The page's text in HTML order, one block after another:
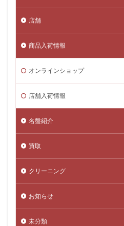
店舗
商品入荷情報
オンラインショップ
店舗入荷情報
名盤紹介
買取
クリーニング
お知らせ
未分類